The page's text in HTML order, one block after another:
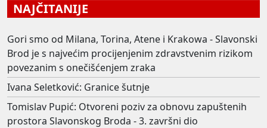
NAJČITANIJE
Gori smo od Milana, Torina, Atene i Krakowa - Slavonski
Brod je s najvećim procijenjenim zdravstvenim rizikom
povezanim s onečišćenjem zraka
Ivana Seletković: Granice šutnje
Tomislav Pupić: Otvoreni poziv za obnovu zapuštenih
prostora Slavonskog Broda - 3. završni dio